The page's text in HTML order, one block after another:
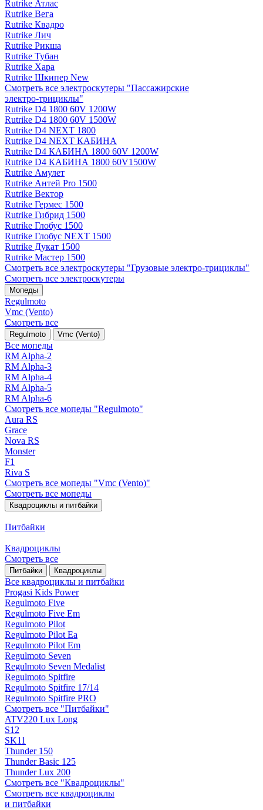
Rutrike Атлас
Rutrike Вега
Rutrike Квадро
Rutrike Лич
Rutrike Рикша
Rutrike Тубан
Rutrike Хара
Rutrike Шкипер New
Смотреть все электро­скутеры "Пассажирские
электро‑трициклы"
Rutrike D4 1800 60V 1200W
Rutrike D4 1800 60V 1500W
Rutrike D4 NEXT 1800
Rutrike D4 NEXT КАБИНА
Rutrike D4 КАБИНА 1800 60V 1200W
Rutrike D4 КАБИНА 1800 60V1500W
Rutrike Амулет
Rutrike Антей Pro 1500
Rutrike Вектор
Rutrike Гермес 1500
Rutrike Гибрид 1500
Rutrike Глобус 1500
Rutrike Глобус NEXT 1500
Rutrike Дукат 1500
Rutrike Мастер 1500
Смотреть все электро­скутеры "Грузовые электро‑трициклы"
Смотреть все электро­скутеры
Мопеды
Regulmoto
Vmc (Vento)
Смотреть все
Regulmoto Vmc (Vento)
Все мопеды
RM Alpha-2
RM Alpha-3
RM Alpha-4
RM Alpha-5
RM Alpha-6
Смотреть все мопеды "Regulmoto"
Aura RS
Grace
Nova RS
Monster
F1
Riva S
Смотреть все мопеды "Vmc (Vento)"
Смотреть все мопеды
Квадроциклы и питбайки
Питбайки
Квадроциклы
Смотреть все
Питбайки Квадроциклы
Все квадроциклы и питбайки
Progasi Kids Power
Regulmoto Five
Regulmoto Five Em
Regulmoto Pilot
Regulmoto Pilot Ea
Regulmoto Pilot Em
Regulmoto Seven
Regulmoto Seven Medalist
Regulmoto Spitfire
Regulmoto Spitfire 17/14
Regulmoto Spitfire PRO
Смотреть все "Питбайки"
ATV220 Lux Long
S12
SK11
Thunder 150
Thunder Basic 125
Thunder Lux 200
Смотреть все "Квадроциклы"
Смотреть все квадроциклы
и питбайки